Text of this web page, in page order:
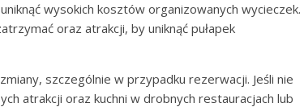
wysokich kosztów organizowanych wycieczek.
oraz atrakcji, by uniknąć pułapek
szczególnie w przypadku rezerwacji. Jeśli nie
atrakcji oraz kuchni w drobnych restauracjach lub